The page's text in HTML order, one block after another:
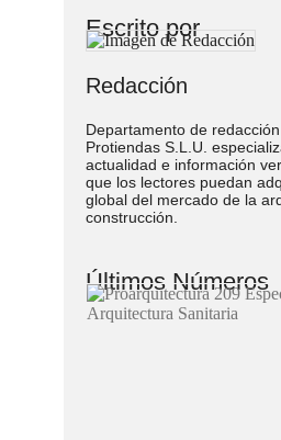
Escrito por
Redacción
Departamento de
Protiendas S.L.U.
actualidad e información
que los lectores puedan
global del mercado de la
construcción.
Últimos Números